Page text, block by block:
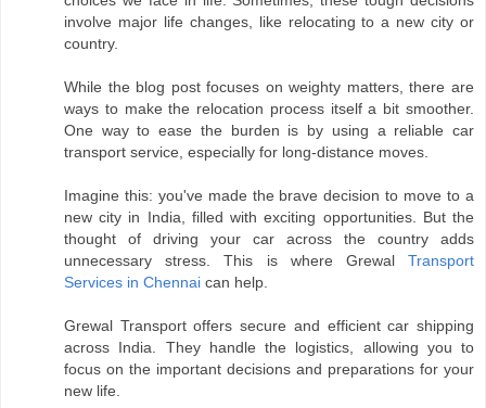
involve major life changes, like relocating to a new city or
country.
While the blog post focuses on weighty matters, there are
ways to make the relocation process itself a bit smoother.
One way to ease the burden is by using a reliable car
transport service, especially for long-distance moves.
Imagine this: you've made the brave decision to move to a
new city in India, filled with exciting opportunities. But the
thought of driving your car across the country adds
unnecessary stress. This is where Grewal Transport
Services in Chennai can help.
Grewal Transport offers secure and efficient car shipping
across India. They handle the logistics, allowing you to
focus on the important decisions and preparations for your
new life.